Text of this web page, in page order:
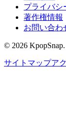
プライバシ
著作権情報
お問い合わ
© 2026
サイトマップア